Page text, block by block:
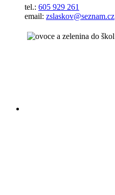
tel.: 605 929 261
email: zslaskov@seznam.cz